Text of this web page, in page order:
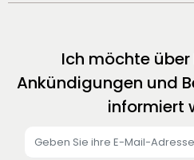
Ich möchte
Ankündigungen und
informiert